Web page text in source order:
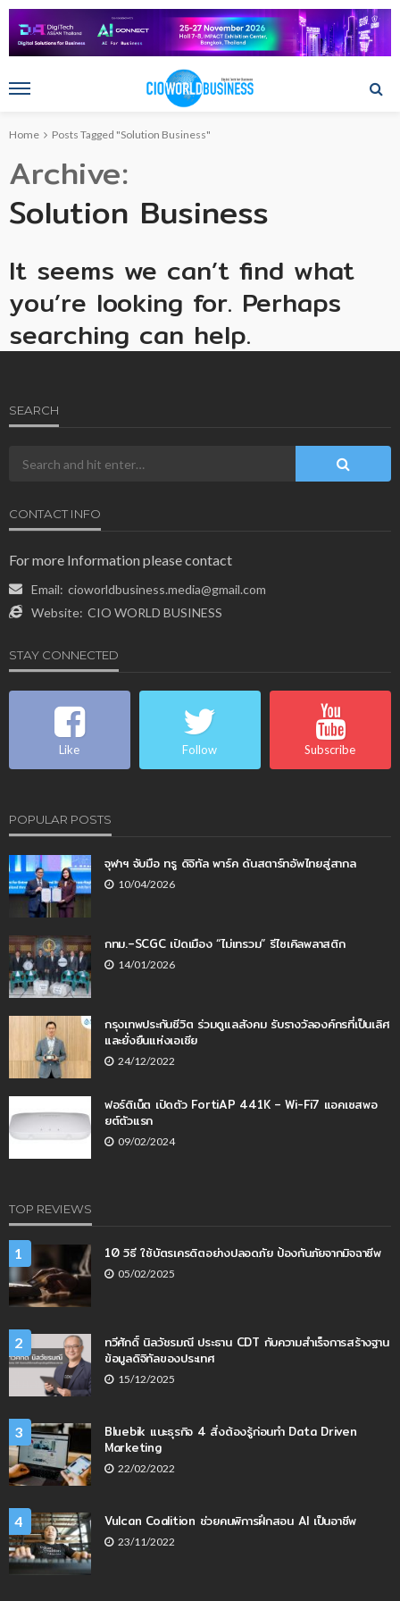
Home Posts Tagged "Solution Business"
Archive
Solution Business
It seems we can’t find what
you’re looking for. Perhaps
searching can help.
SEARCH
CONTACT INFO
For more Information please contact
Email: cioworldbusiness.media@gmail.com
Website: CIO WORLD BUSINESS
STAY CONNECTED
Like Follow Subscribe
POPULAR POSTS
จุฬาฯ จับมือ ทรู ดิจิทัล พาร์ค ดันสตาร์ทอัพไทยสู่สากล
10/04/2026
กทม.–SCGC เปิดเมือง “ไม่เทรวม” รีไซเคิลพลาสติก
14/01/2026
กรุงเทพประกันชีวิต ร่วมดูแลสังคม รับรางวัลองค์กรที่เป็นเลิศ
และยั่งยืนแห่งเอเชีย
24/12/2022
ฟอร์ติเน็ต เปิดตัว FortiAP 441K – Wi-Fi7 แอคเซสพอ
ยต์ตัวแรก
09/02/2024
TOP REVIEWS
1 10 วิธี ใช้บัตรเครดิตอย่างปลอดภัย ป้องกันภัยจากมิจฉาชีพ
05/02/2025
2
ทวีศักดิ์ นิลวัชรมณี ประธาน CDT กับความสำเร็จการสร้างฐาน
ข้อมูลดิจิทัลของประเทศ
15/12/2025
3
Bluebik แนะธุรกิจ 4 สิ่งต้องรู้ก่อนทำ Data Driven
Marketing
22/02/2022
4 Vulcan Coalition ช่วยคนพิการฝึกสอน AI เป็นอาชีพ
23/11/2022